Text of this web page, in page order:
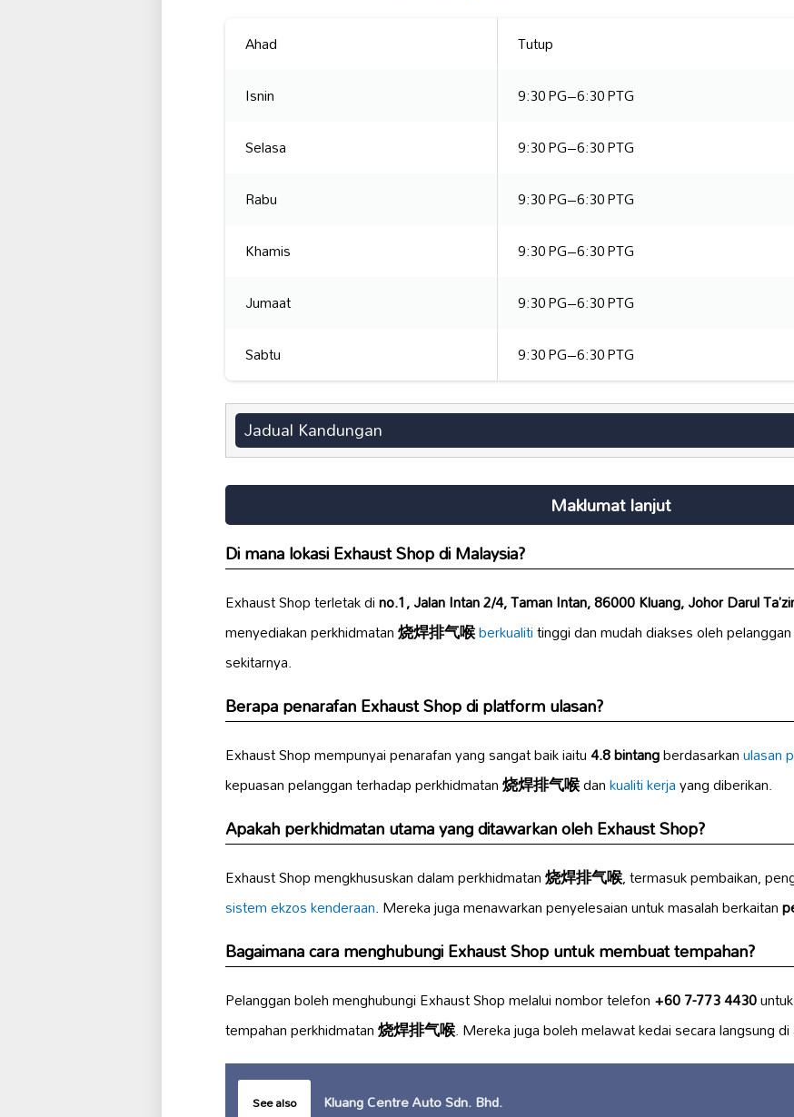
Ahad
Tutup
Isnin
9:30 PG–6:30 PTG
Selasa
9:30 PG–6:30 PTG
Rabu
9:30 PG–6:30 PTG
Khamis
9:30 PG–6:30 PTG
Jumaat
9:30 PG–6:30 PTG
Sabtu
9:30 PG–6:30 PTG
Jadual Kandungan
Maklumat lanjut
Di mana lokasi Exhaust Shop di Malaysia?
Exhaust Shop terletak dino.1, Jalan Intan 2/4, Taman Intan, 86000 Kluang, Johor Darul
menyediakan perkhidmatan烧焊排气喉berkualititinggi dan mudah diakses oleh
sekitarnya.
Berapa penarafan Exhaust Shop di platform ulasan?
Exhaust Shop mempunyai penarafan yang sangat baik iaitu4.8 bintangberdasarkanulasan
kepuasan pelanggan terhadap perkhidmatan烧焊排气喉dankualiti kerjayang diberikan.
Apakah perkhidmatan utama yang ditawarkan oleh Exhaust Shop?
Exhaust Shop mengkhususkan dalam perkhidmatan烧焊排气喉, termasuk pembaikan,
sistem ekzos kenderaan. Mereka juga menawarkan penyelesaian untuk masalah berkaitan
Bagaimana cara menghubungi Exhaust Shop untuk membuat tempahan?
Pelanggan boleh menghubungi Exhaust Shop melalui nombor telefon+60 7-773 4430
tempahan perkhidmatan烧焊排气喉. Mereka juga boleh melawat kedai secara langsung
See also Kluang Centre Auto Sdn. Bhd.